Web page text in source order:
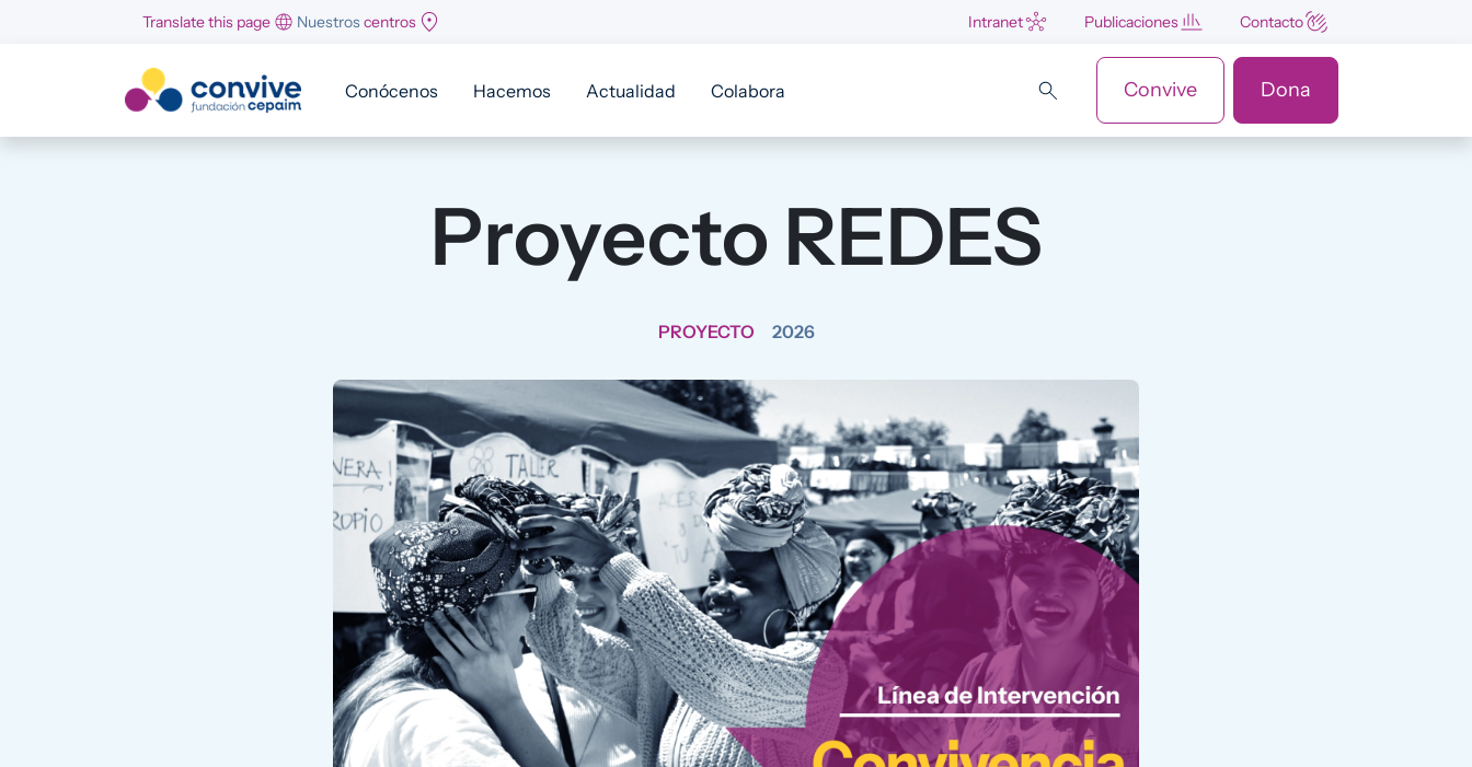
Pasar al contenido principal
Translate this page Nuestroscentros Intranet Publicaciones Contacto
Conócenos Hacemos Actualidad Colabora Convive Dona
Proyecto REDES
PROYECTO 2026